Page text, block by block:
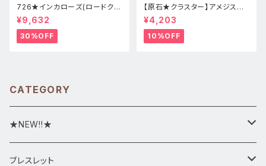
726★インカローズ(ロードクロ
サイト)★天然石ブレスレット新
品
¥9,632
30%OFF
【原石★クラスター】アメジスト
★ハート形★cp-071天然石パ
ワーストーン★インテリア置物
¥4,203
10%OFF
CATEGORY
★NEW!!★
★新入荷1/28~
ブレスレット